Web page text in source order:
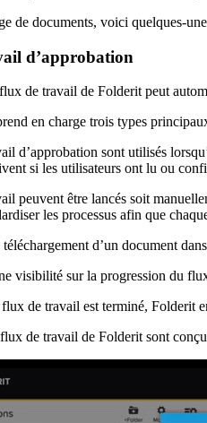
de documents, voici quelques-
d’approbation
de travail de Folderit peut
en charge trois types
d’approbation sont utilisés
si les utilisateurs ont lu ou
peuvent être lancés soit
les processus afin que
d’un document
visibilité sur la progression du
de travail est terminé, Folderit
de travail de Folderit sont